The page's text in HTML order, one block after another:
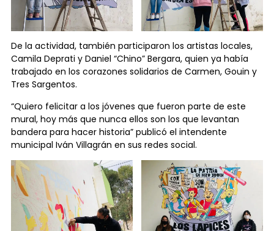
De la actividad, también participaron los artistas locales,
Camila Deprati y Daniel “Chino” Bergara, quien ya había
trabajado en los corazones solidarios de Carmen, Gouin y
Tres Sargentos.
“Quiero felicitar a los jóvenes que fueron parte de este
mural, hoy más que nunca ellos son los que levantan
bandera para hacer historia” publicó el intendente
municipal Iván Villagrán en sus redes social.